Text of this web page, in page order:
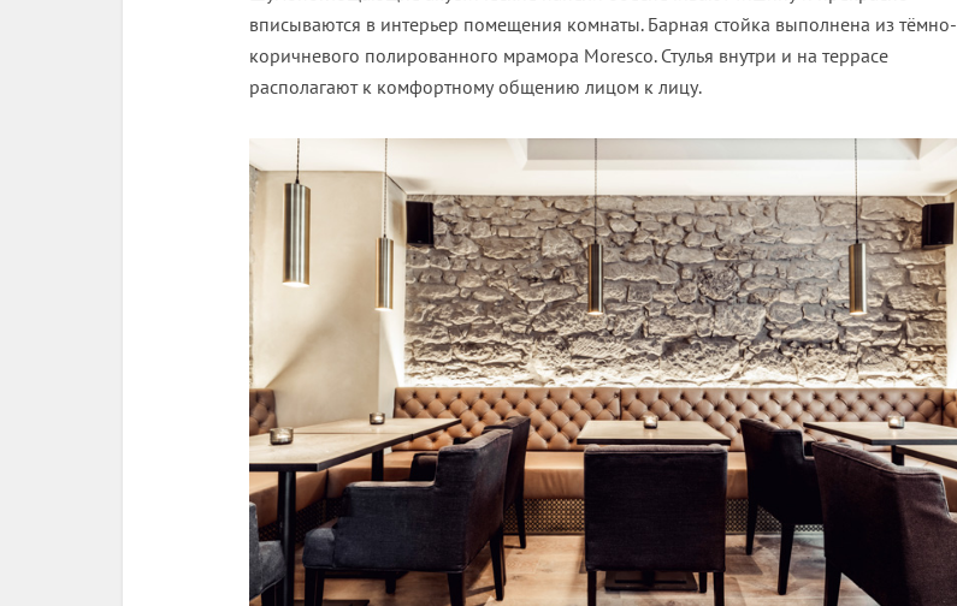
вписываются в интерьер помещения комнаты. Барная стойка выполнена из тëмно-
коричневого полированного мрамора Moresco. Стулья внутри и на террасе
располагают к комфортному общению лицом к лицу.